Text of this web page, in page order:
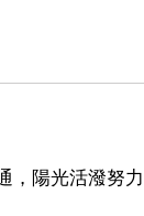
，陽光活潑努